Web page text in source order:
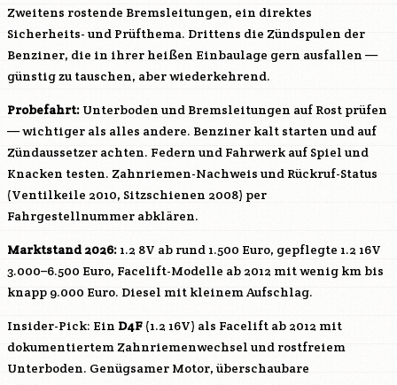
Zweitens rostende Bremsleitungen, ein direktes
Sicherheits- und Prüfthema. Drittens die Zündspulen der
Benziner, die in ihrer heißen Einbaulage gern ausfallen —
günstig zu tauschen, aber wiederkehrend.
Probefahrt: Unterboden und Bremsleitungen auf Rost prüfen
— wichtiger als alles andere. Benziner kalt starten und auf
Zündaussetzer achten. Federn und Fahrwerk auf Spiel und
Knacken testen. Zahnriemen-Nachweis und Rückruf-Status
(Ventilkeile 2010, Sitzschienen 2008) per
Fahrgestellnummer abklären.
Marktstand 2026: 1.2 8V ab rund 1.500 Euro, gepflegte 1.2 16V
3.000–6.500 Euro, Facelift-Modelle ab 2012 mit wenig km bis
knapp 9.000 Euro. Diesel mit kleinem Aufschlag.
Insider-Pick: Ein D4F (1.2 16V) als Facelift ab 2012 mit
dokumentiertem Zahnriemenwechsel und rostfreiem
Unterboden. Genügsamer Motor, überschaubare